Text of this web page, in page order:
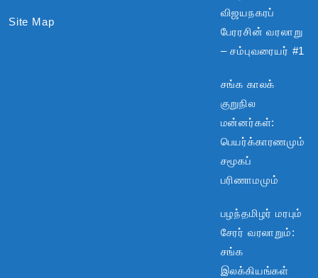
Site Map
விஜயநகரப்
பேரரசின் வரலாறு
– சம்புவரையர் #1
சங்க காலக்
குறுநில
மன்னர்கள்:
பெயர்க்காரணமும்
சமூகப்
பரிணாமமும்
பழந்தமிழர் மரபும்
சேரர் வரலாறும்:
சங்க
இலக்கியங்கள்